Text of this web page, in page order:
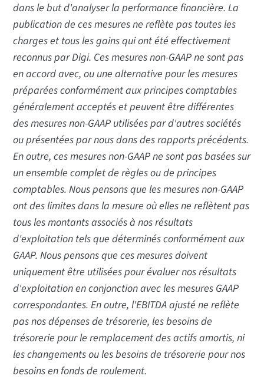
dans le but d'analyser la performance financière. La
publication de ces mesures ne reflète pas toutes les
charges et tous les gains qui ont été effectivement
reconnus par Digi. Ces mesures non-GAAP ne sont pas
en accord avec, ou une alternative pour les mesures
préparées conformément aux principes comptables
généralement acceptés et peuvent être différentes
des mesures non-GAAP utilisées par d'autres sociétés
ou présentées par nous dans des rapports précédents.
En outre, ces mesures non-GAAP ne sont pas basées sur
un ensemble complet de règles ou de principes
comptables. Nous pensons que les mesures non-GAAP
ont des limites dans la mesure où elles ne reflètent pas
tous les montants associés à nos résultats
d'exploitation tels que déterminés conformément aux
GAAP. Nous pensons que ces mesures doivent
uniquement être utilisées pour évaluer nos résultats
d'exploitation en conjonction avec les mesures GAAP
correspondantes. En outre, l'EBITDA ajusté ne reflète
pas nos dépenses de trésorerie, les besoins de
trésorerie pour le remplacement des actifs amortis, ni
les changements ou les besoins de trésorerie pour nos
besoins en fonds de roulement.